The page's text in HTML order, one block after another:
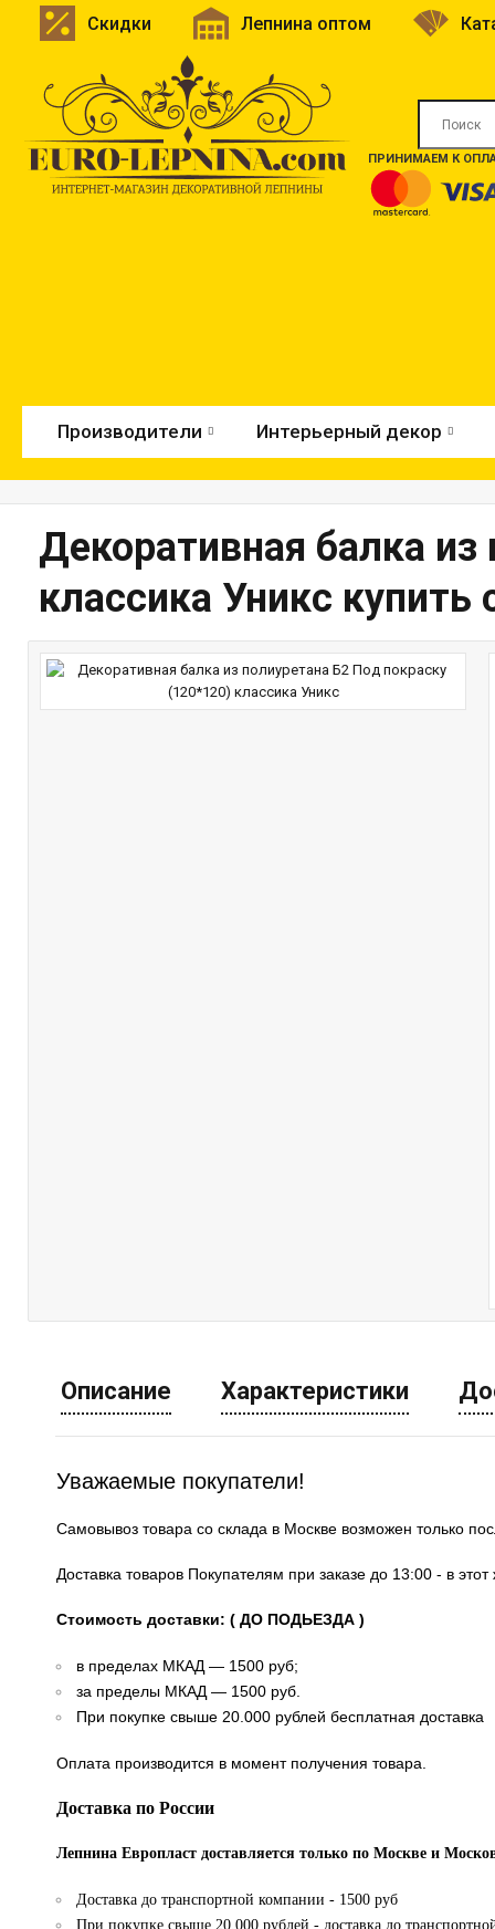
Скидки Лепнина оптом
ПРИНИМАЕМ К
Производители Интерьерный декор
Декоративная балка
классика Уникс
Описание Характеристики
Уважаемые покупатели!
Самовывоз товара со склада в Москве возможен только
Доставка товаров Покупателям при заказе до 13:00 - в
Стоимость доставки: ( ДО ПОДЬЕЗДА )
в пределах МКАД — 1500 руб;
за пределы МКАД — 1500 руб.
При покупке свыше 20.000 рублей бесплатная доставка
Оплата производится в момент получения товара.
Доставка по России
Лепнина Европласт доставляется только по Москве и
Доставка до транспортной компании - 1500 руб
При покупке свыше 20.000 рублей - доставка до